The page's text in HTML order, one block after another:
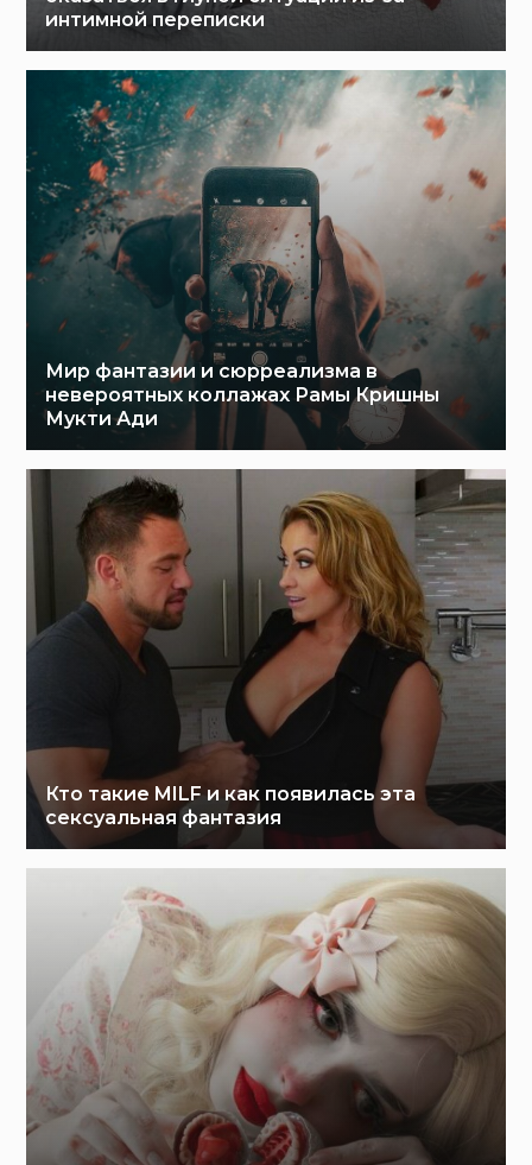
интимной переписки
Мир фантазии и сюрреализма в
невероятных коллажах Рамы Кришны
Мукти Ади
Кто такие MILF и как появилась эта
сексуальная фантазия